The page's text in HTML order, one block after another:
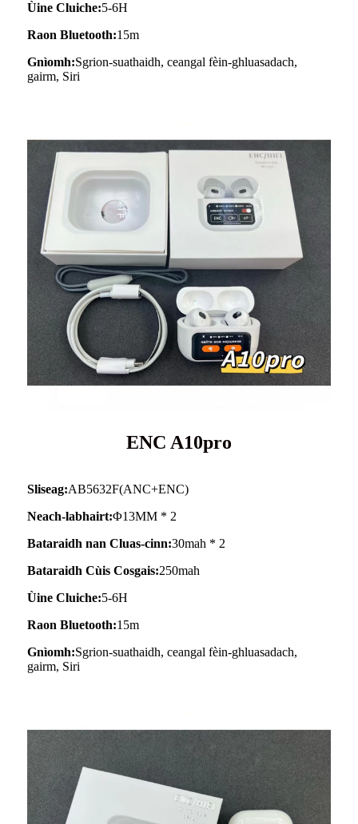
Ùine Cluiche:5-6H
Raon Bluetooth:15m
Gnìomh:Sgrion-suathaidh, ceangal fèin-ghluasadach,
gairm, Siri
ENC A10pro
Sliseag:AB5632F(ANC+ENC)
Neach-labhairt:Φ13MM * 2
Bataraidh nan Cluas-cinn:30mah * 2
Bataraidh Cùis Cosgais:250mah
Ùine Cluiche:5-6H
Raon Bluetooth:15m
Gnìomh:Sgrion-suathaidh, ceangal fèin-ghluasadach,
gairm, Siri